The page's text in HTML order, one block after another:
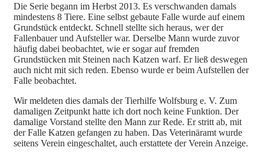
Die Serie begann im Herbst 2013. Es verschwanden damals
mindestens 8 Tiere. Eine selbst gebaute Falle wurde auf einem
Grundstück entdeckt. Schnell stellte sich heraus, wer der
Fallenbauer und Aufsteller war. Derselbe Mann wurde zuvor
häufig dabei beobachtet, wie er sogar auf fremden
Grundstücken mit Steinen nach Katzen warf. Er ließ deswegen
auch nicht mit sich reden. Ebenso wurde er beim Aufstellen der
Falle beobachtet.
Wir meldeten dies damals der Tierhilfe Wolfsburg e. V. Zum
damaligen Zeitpunkt hatte ich dort noch keine Funktion. Der
damalige Vorstand stellte den Mann zur Rede. Er stritt ab, mit
der Falle Katzen gefangen zu haben. Das Veterinäramt wurde
seitens Verein eingeschaltet, auch erstattete der Verein Anzeige.